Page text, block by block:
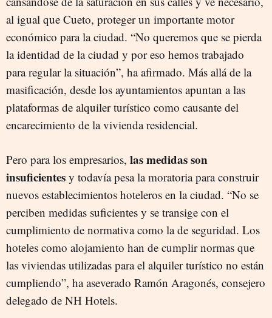
al igual que Cueto, proteger un importante motor
económico para la ciudad. “No queremos que se pierda
la identidad de la ciudad y por eso hemos trabajado
para regular la situación”, ha afirmado. Más allá de la
masificación, desde los ayuntamientos apuntan a las
plataformas de alquiler turístico como causante del
encarecimiento de la vivienda residencial.
Pero para los empresarios, las medidas son
insuficientes y todavía pesa la moratoria para construir
nuevos establecimientos hoteleros en la ciudad. “No se
perciben medidas suficientes y se transige con el
cumplimiento de normativa como la de seguridad. Los
hoteles como alojamiento han de cumplir normas que
las viviendas utilizadas para el alquiler turístico no están
cumpliendo”, ha aseverado Ramón Aragonés, consejero
delegado de NH Hotels.